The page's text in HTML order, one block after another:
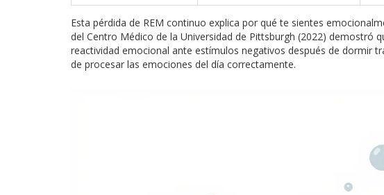
Esta pérdida de REM continuo explica por qué te sientes
del Centro Médico de la Universidad de Pittsburgh (2022) demostró
reactividad emocional ante estímulos negativos después de dormir
de procesar las emociones del día correctamente.